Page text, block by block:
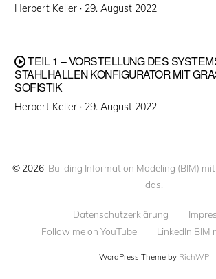
Herbert Keller · Veröffentlicht
29. August 2022
TEIL 1 – VORSTELLUNG DES
STAHLHALLEN KONFIGURATOR MIT
SOFISTIK
Herbert Keller · Veröffentlicht
29. August 2022
© 2026 Building Information Modeling (BIM) mit
das.
Datenschutzerklärung
Follow me on YouTube
LinkedIn BIM
WordPress Theme by RichWP